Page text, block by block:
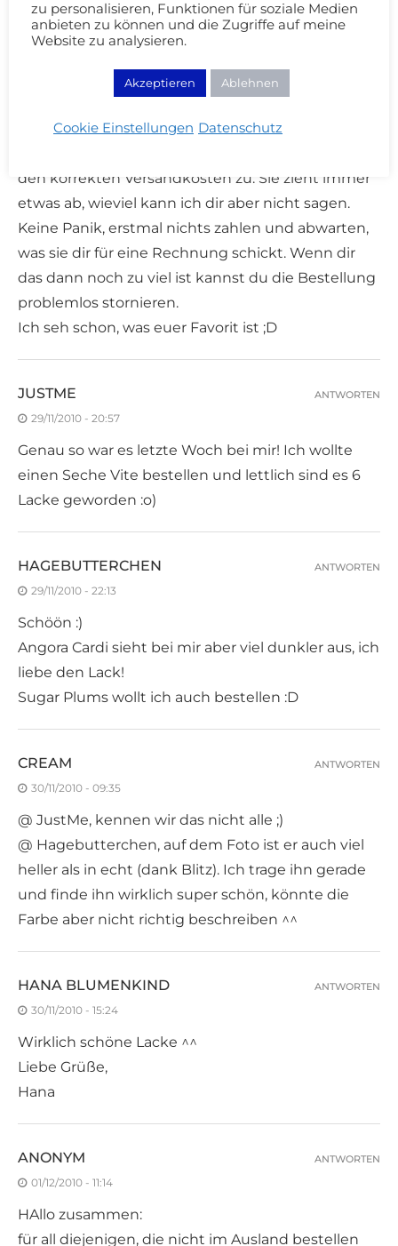
Seeehr tolle Farben!! Der von OPI sieht wirklich
grandios aus.
29/11/2010 - 20:34
den korrekten Versandkosten zu. Sie zieht immer
etwas ab, wieviel kann ich dir aber nicht sagen.
Keine Panik, erstmal nichts zahlen und abwarten,
was sie dir für eine Rechnung schickt. Wenn dir
das dann noch zu viel ist kannst du die Bestellung
problemlos stornieren.
Ich seh schon, was euer Favorit ist ;D
JUSTME
29/11/2010 - 20:57
Genau so war es letzte Woch bei mir! Ich wollte
einen Seche Vite bestellen und lettlich sind es 6
Lacke geworden :o)
ANTWORTEN
HAGEBUTTERCHEN
29/11/2010 - 22:13
Schöön :)
Angora Cardi sieht bei mir aber viel dunkler aus, ich
liebe den Lack!
Sugar Plums wollt ich auch bestellen :D
ANTWORTEN
CREAM
30/11/2010 - 09:35
@ JustMe, kennen wir das nicht alle ;)
@ Hagebutterchen, auf dem Foto ist er auch viel
heller als in echt (dank Blitz). Ich trage ihn gerade
und finde ihn wirklich super schön, könnte die
Farbe aber nicht richtig beschreiben ^^
ANTWORTEN
HANA BLUMENKIND
30/11/2010 - 15:24
Wirklich schöne Lacke ^^
Liebe Grüße,
Hana
ANTWORTEN
ANONYM
01/12/2010 - 11:14
HAllo zusammen:
für all diejenigen, die nicht im Ausland bestellen
ANTWORTEN
zu personalisieren, Funktionen für soziale Medien
anbieten zu können und die Zugriffe auf meine
Website zu analysieren.
Akzeptieren Ablehnen
Cookie Einstellungen Datenschutz